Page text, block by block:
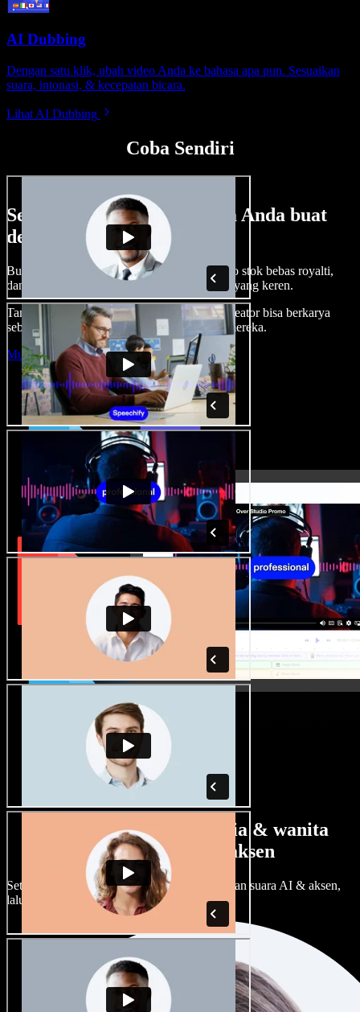
AI Dubbing
Dengan satu klik, ubah video Anda ke bahasa apa pun. Sesuaikan
suara, intonasi, & kecepatan bicara.
Lihat AI Dubbing
Coba Sendiri
Sedikit contoh hal yang bisa Anda buat
dengan Speechify Studio.
Buat voice over, tambah gambar, audio, video stok bebas royalti,
dan kloning suara untuk proyek audio-video yang keren.
Tanpa kurva belajar, semua dari browser—kreator bisa berkarya
sebebas mungkin dan wujudkan ide kreatif mereka.
Mulai Studio
Banyak pilihan suara pria & wanita
dengan berbagai aksen
Setiap proyek bisa terdengar beda. Pilih ratusan suara AI & aksen,
lalu sesuaikan sesuka Anda.